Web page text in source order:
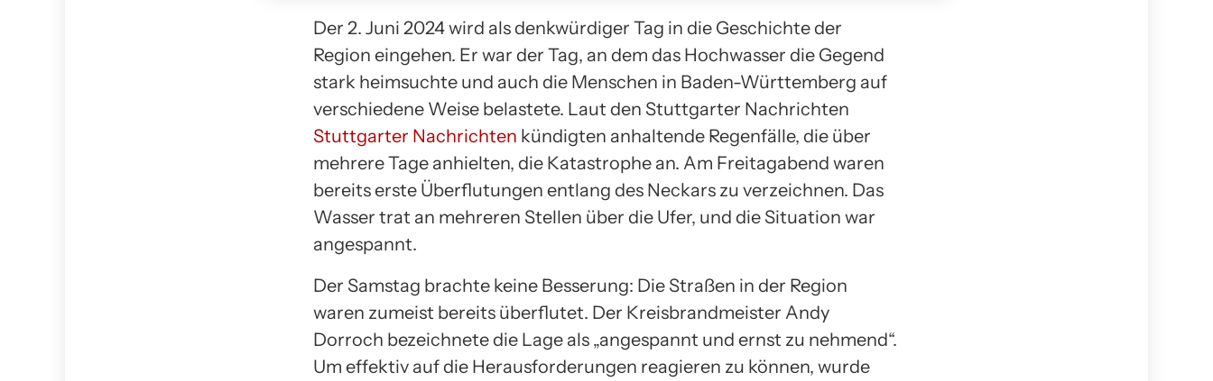
Der 2. Juni 2024 wird als denkwürdiger Tag in die Geschichte der
Region eingehen. Er war der Tag, an dem das Hochwasser die Gegend
stark heimsuchte und auch die Menschen in Baden-Württemberg auf
verschiedene Weise belastete. Laut den Stuttgarter Nachrichten
Stuttgarter Nachrichten kündigten anhaltende Regenfälle, die über
mehrere Tage anhielten, die Katastrophe an. Am Freitagabend waren
bereits erste Überflutungen entlang des Neckars zu verzeichnen. Das
Wasser trat an mehreren Stellen über die Ufer, und die Situation war
angespannt.
Der Samstag brachte keine Besserung: Die Straßen in der Region
waren zumeist bereits überflutet. Der Kreisbrandmeister Andy
Dorroch bezeichnete die Lage als „angespannt und ernst zu nehmend“.
Um effektiv auf die Herausforderungen reagieren zu können, wurde